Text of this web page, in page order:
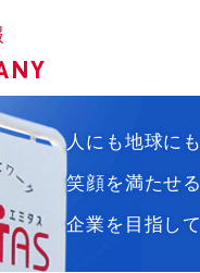
人にも地球にも
笑顔を満たせる
企業を目指して